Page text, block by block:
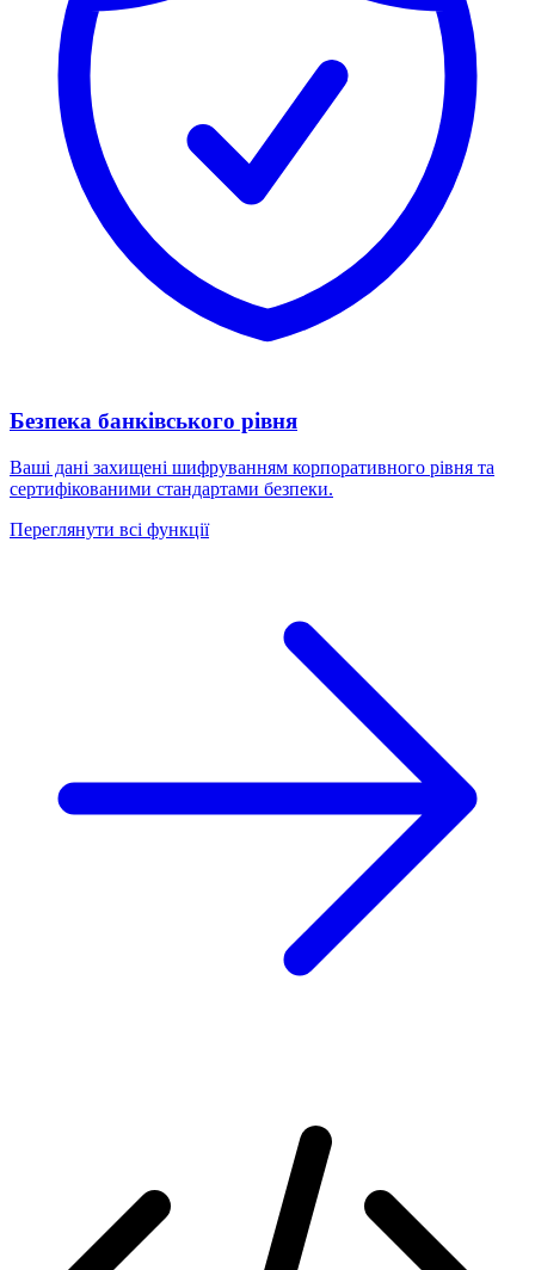
Безпека банківського рівня
Ваші дані захищені шифруванням корпоративного рівня та
сертифікованими стандартами безпеки.
Переглянути всі функції